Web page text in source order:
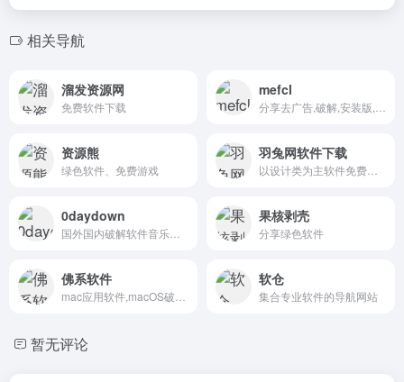
相关导航
溜发资源网
免费软件下载
mefcl
资源熊
绿色软件、免费游戏
羽兔网软件下载
0daydown 果核剥壳
分享绿色软件
佛系软件 软仓
集合专业软件的导航网站
暂无评论